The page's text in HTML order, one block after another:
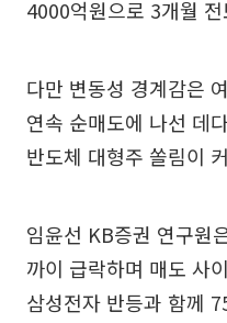
4000억원으로 3개월
다만 변동성 경계감은
연속 순매도에 나선 데
반도체 대형주 쏠림이
임윤선 KB증권 연구원
까이 급락하며 매도 사
삼성전자 반등과 함께